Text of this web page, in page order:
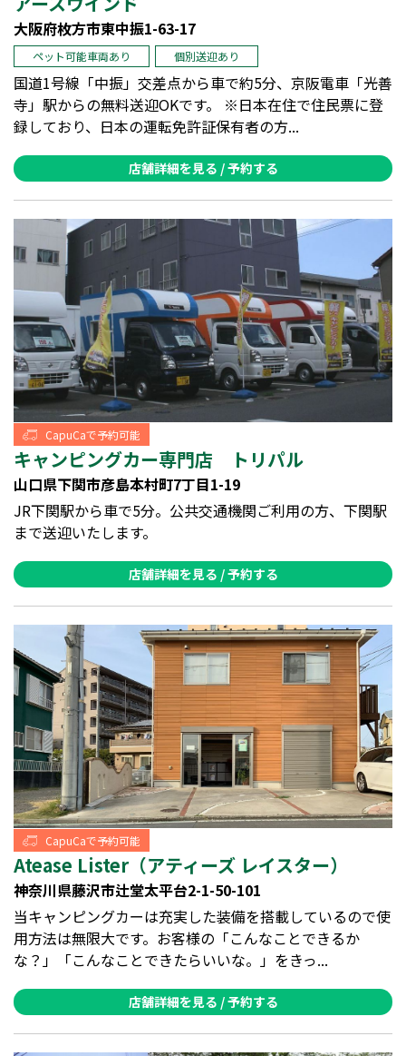
大阪府枚方市東中振1-63-17
ペット可能車両あり 個別送迎あり
国道1号線「中振」交差点から車で約5分、京阪電車「光善
寺」駅からの無料送迎OKです。 ※日本在住で住民票に登
録しており、日本の運転免許証保有者の方...
店舗詳細を見る / 予約する
CapuCaで予約可能
キャンピングカー専門店 トリパル
山口県下関市彦島本村町7丁目1-19
JR下関駅から車で5分。公共交通機関ご利用の方、下関駅
まで送迎いたします。
店舗詳細を見る / 予約する
CapuCaで予約可能
Atease Lister（アティーズ レイスター）
神奈川県藤沢市辻堂太平台2-1-50-101
当キャンピングカーは充実した装備を搭載しているので使
用方法は無限大です。お客様の「こんなことできるか
な？」「こんなことできたらいいな。」をきっ...
店舗詳細を見る / 予約する